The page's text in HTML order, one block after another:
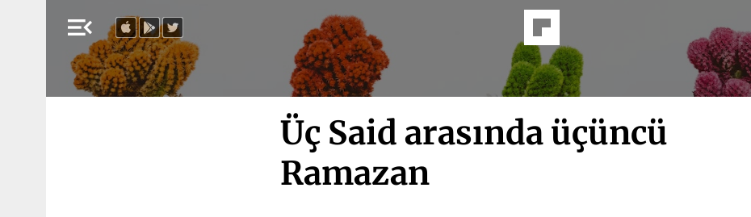
menu_open
Üç Said arasında üçüncü
Ramazan